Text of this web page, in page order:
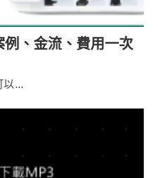
、金流、費用一次
以...